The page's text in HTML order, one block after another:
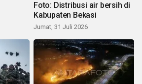
Foto: Distribusi air bersih di
Kabupaten Bekasi
Jumat, 31 Juli 2026